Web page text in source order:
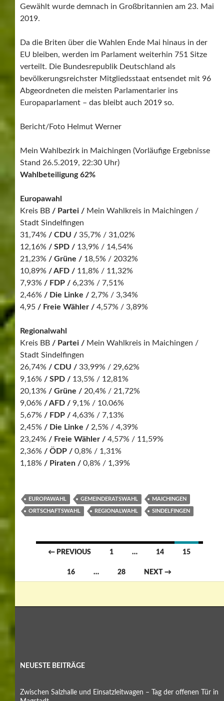
Gewählt wurde demnach in Großbritannien am 23. Mai
2019.
Da die Briten über die Wahlen Ende Mai hinaus in der
EU bleiben, werden im Parlament weiterhin 751 Sitze
verteilt. Die Bundesrepublik Deutschland als
bevölkerungsreichster Mitgliedsstaat entsendet mit 96
Abgeordneten die meisten Parlamentarier ins
Europaparlament – das bleibt auch 2019 so.
Bericht/Foto Helmut Werner
Mein Wahlbezirk in Maichingen (Vorläufige Ergebnisse
Stand 26.5.2019, 22:30 Uhr)
Wahlbeteiligung 62%
Europawahl
Kreis BB / Partei / Mein Wahlkreis in Maichingen /
Stadt Sindelfingen
31,74% / CDU / 35,7% / 31,02%
12,16% / SPD / 13,9% / 14,54%
21,23% / Grüne / 18,5% / 2032%
10,89% / AFD / 11,8% / 11,32%
7,93% / FDP / 6,23% / 7,51%
2,46% / Die Linke / 2,7% / 3,34%
4,95 / Freie Wähler / 4,57% / 3,89%
Regionalwahl
Kreis BB / Partei / Mein Wahlkreis in Maichingen /
Stadt Sindelfingen
26,74% / CDU / 33,99% / 29,62%
9,16% / SPD / 13,5% / 12,81%
20,13% / Grüne / 20,4% / 21,72%
9,06% / AFD / 9,1% / 10.06%
5,67% / FDP / 4,63% / 7,13%
2,45% / Die Linke / 2,5% / 4,39%
23,24% / Freie Wähler / 4,57% / 11,59%
2,36% / ÖDP / 0,8% / 1,31%
1,18% / Piraten / 0,8% / 1,39%
EUROPAWAHL GEMEINDERATSWAHL MAICHINGEN
ORTSCHAFTSWAHL REGIONALWAHL SINDELFINGEN
Posts
navigation
← PREVIOUS 1 … 14 15
16 … 28 NEXT →
NEUESTE BEITRÄGE
Zwischen Salzhalle und Einsatzleitwagen – Tag der offenen Tür in